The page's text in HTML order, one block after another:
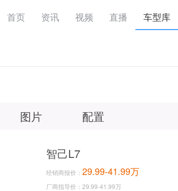
首页 资讯 视频 直播 车型库
图片 配置
智己L7
经销商报价： 29.99-41.99万
厂商指导价：29.99-41.99万